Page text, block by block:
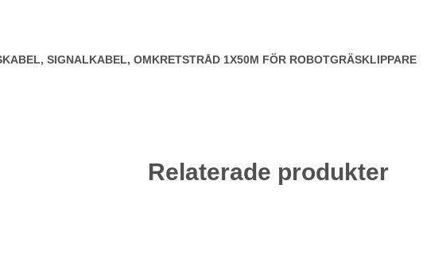
SIGNALKABEL, OMKRETSTRÅD 1X50M FÖR ROBOTGRÄSKLIPPARE
Relaterade produkter